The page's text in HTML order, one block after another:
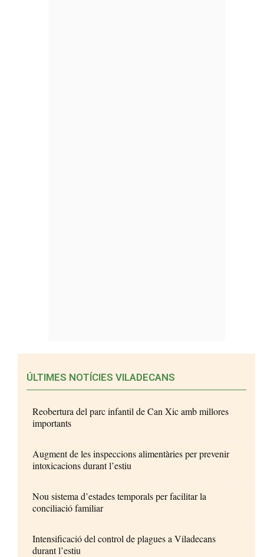
ÚLTIMES NOTÍCIES VILADECANS
Reobertura del parc infantil de Can Xic amb millores
importants
Augment de les inspeccions alimentàries per prevenir
intoxicacions durant l’estiu
Nou sistema d’estades temporals per facilitar la
conciliació familiar
Intensificació del control de plagues a Viladecans
durant l’estiu